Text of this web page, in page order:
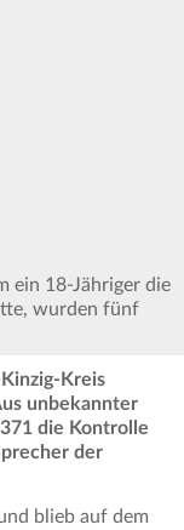
ein 18-Jähriger die
wurden fünf
Kreis
unbekannter
die Kontrolle
der
blieb auf dem